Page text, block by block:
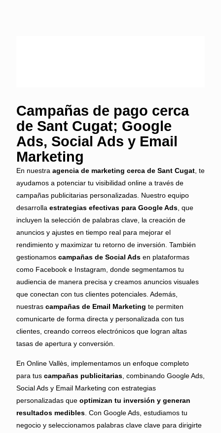
Campañas de pago cerca
de Sant Cugat; Google
Ads, Social Ads y Email
Marketing
En nuestra agencia de marketing cerca de Sant Cugat , te
ayudamos a potenciar tu visibilidad online a través de
campañas publicitarias personalizadas. Nuestro equipo
desarrolla estrategias efectivas para Google Ads , que
incluyen la selección de palabras clave, la creación de
anuncios y ajustes en tiempo real para mejorar el
rendimiento y maximizar tu retorno de inversión. También
gestionamos campañas de Social Ads en plataformas
como Facebook e Instagram, donde segmentamos tu
audiencia de manera precisa y creamos anuncios visuales
que conectan con tus clientes potenciales. Además,
nuestras campañas de Email Marketing te permiten
comunicarte de forma directa y personalizada con tus
clientes, creando correos electrónicos que logran altas
tasas de apertura y conversión.
En Online Vallès, implementamos un enfoque completo
para tus campañas publicitarias , combinando Google Ads,
Social Ads y Email Marketing con estrategias
personalizadas que optimizan tu inversión y generan
resultados medibles . Con Google Ads, estudiamos tu
negocio y seleccionamos palabras clave clave para dirigirte